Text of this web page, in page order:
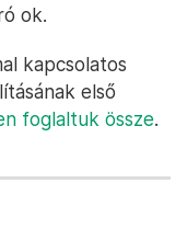
ok.
kapcsolatos
első
foglaltuk össze.